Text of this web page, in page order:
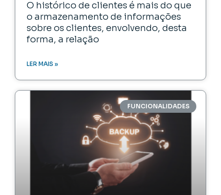
O histórico de clientes é mais do que
o armazenamento de informações
sobre os clientes, envolvendo, desta
forma, a relação
LER MAIS »
FUNCIONALIDADES